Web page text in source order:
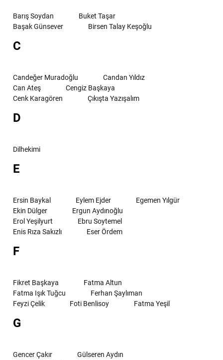
Barış Soydan
Buket Taşar
Başak Günsever
Birsen Talay Keşoğlu
C
Candeğer Muradoğlu
Candan Yıldız
Can Ateş
Cengiz Başkaya
Cenk Karagören
Çıkışta Yazışalım
D
Dilhekimi
E
Ersin Baykal Eylem Ejder
Egemen Yılgür
Ekin Dülger
Ergun Aydınoğlu
Erol Yeşilyurt
Ebru Soytemel
Enis Rıza Sakızlı
Eser Ördem
F
Fikret Başkaya
Fatma Altun
Fatma Işık Tuğcu
Ferhan Şaylıman
Feyzi Çelik
Foti Benlisoy Fatma Yeşil
G
Gencer Çakır
Gülseren Aydın